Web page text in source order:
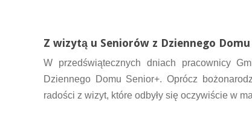
Z wizytą u Seniorów z Dziennego Domu
W przedświątecznych dniach pracownicy
Dziennego Domu Senior+. Oprócz
radości z wizyt, które odbyły się oczywiście w